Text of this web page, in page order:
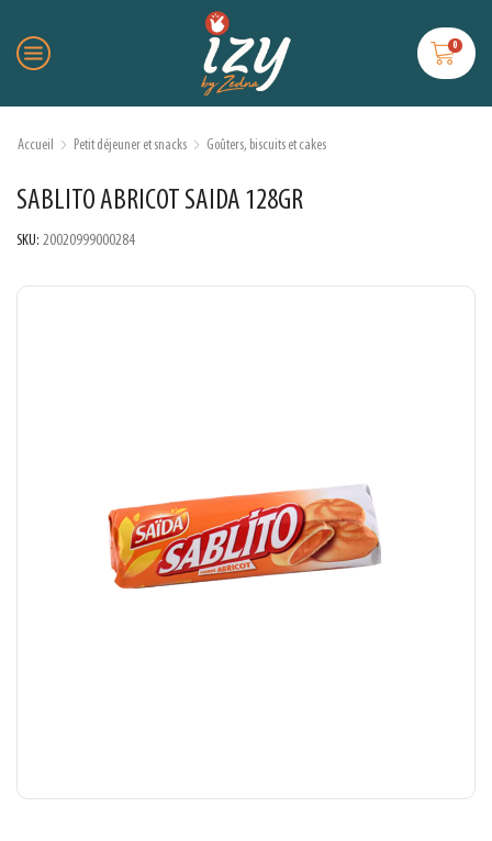
0
Accueil Petit déjeuner et snacks Goûters, biscuits et cakes
SABLITO ABRICOT SAIDA 128GR
SKU: 20020999000284